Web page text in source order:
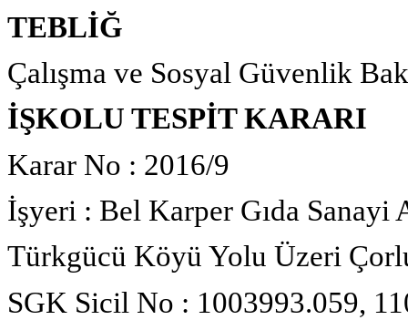
TEBLİĞ
Çalışma ve Sosyal Güvenlik
İŞKOLU TESPİT KARARI
Karar No : 2016/9
İşyeri : Bel Karper Gıda Sanayi
Türkgücü Köyü Yolu Üzeri
SGK Sicil No : 1003993.059,